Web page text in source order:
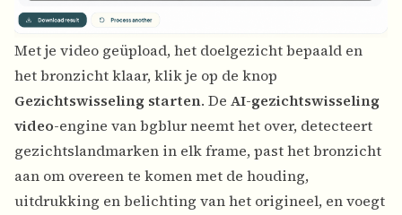
Met je video geüpload, het doelgezicht bepaald en
het bronzicht klaar, klik je op de knop
Gezichtswisseling starten. De AI-gezichtswisseling
video-engine van bgblur neemt het over, detecteert
gezichtslandmarken in elk frame, past het bronzicht
aan om overeen te komen met de houding,
uitdrukking en belichting van het origineel, en voegt